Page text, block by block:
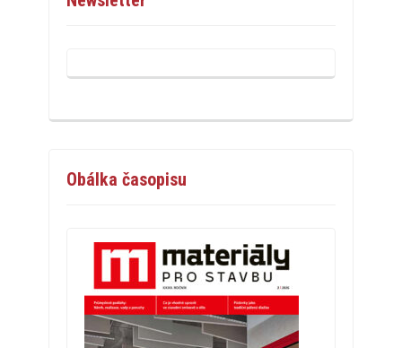
Obálka časopisu